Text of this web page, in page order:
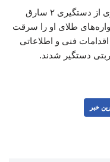
فرمانده انتظامی چهارمحال و بختیاری از دستگیری ۲ سارق
طلای او را سرقت
فنی و اطلاعاتی
دستگیر شدند.
خبر